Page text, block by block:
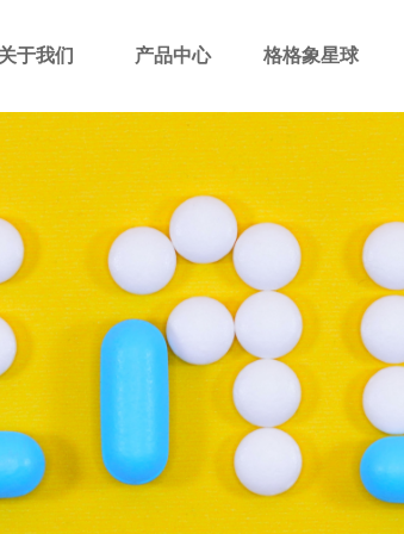
于我们 产品中心 格格象星球